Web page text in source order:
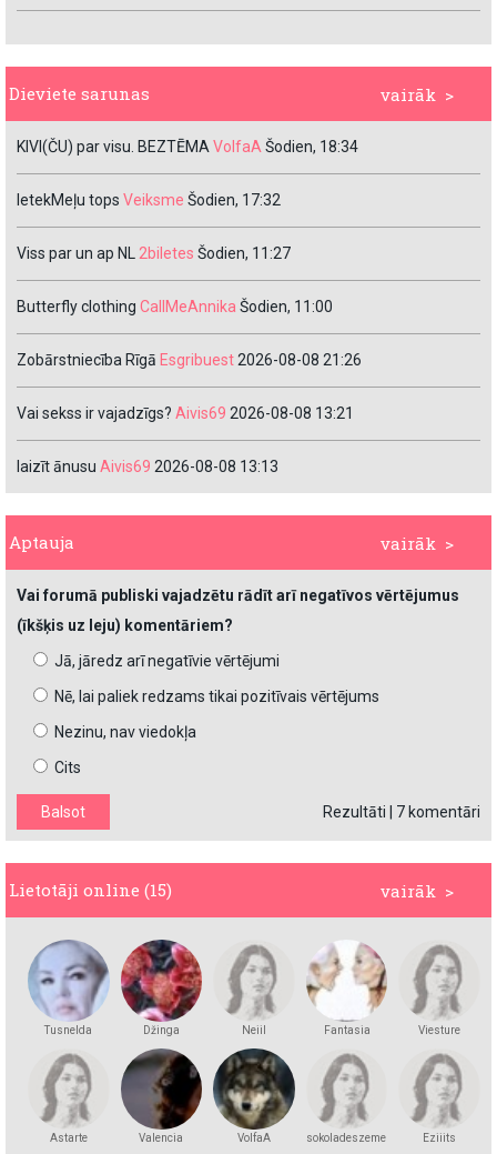
vairāk >
Dieviete sarunas
KIVI(ČU) par visu. BEZTĒMAVolfaAŠodien, 18:34
IetekMeļu tops Veiksme Šodien, 17:32
Viss par un ap NL2biletes Šodien, 11:27
Butterfly clothing CallMeAnnika Šodien, 11:00
Zobārstniecība Rīgā Esgribuest2026-08-08 21:26
Vai sekss ir vajadzīgs? Aivis69 2026-08-08 13:21
laizīt ānusu Aivis69 2026-08-08 13:13
vairāk >
Aptauja
Vai forumā publiski vajadzētu rādīt arī negatīvos vērtējumus
(īkšķis uz leju) komentāriem?
Jā, jāredz arī negatīvie vērtējumi
Nē, lai paliek redzams tikai pozitīvais vērtējums
Nezinu, nav viedokļa
Cits
Rezultāti 7 komentāri
vairāk >
Lietotāji online (15)
Tusnelda Džinga Neiil Fantasia Viesture
Astarte Valencia VolfaA sokoladeszemene Eziiits